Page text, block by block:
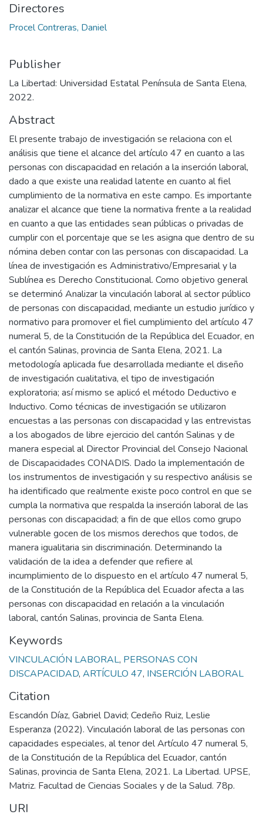
Directores
Procel Contreras, Daniel
Publisher
La Libertad: Universidad Estatal Península de Santa Elena,
2022.
Abstract
El presente trabajo de investigación se relaciona con el
análisis que tiene el alcance del artículo 47 en cuanto a las
personas con discapacidad en relación a la inserción laboral,
dado a que existe una realidad latente en cuanto al fiel
cumplimiento de la normativa en este campo. Es importante
analizar el alcance que tiene la normativa frente a la realidad
en cuanto a que las entidades sean públicas o privadas de
cumplir con el porcentaje que se les asigna que dentro de su
nómina deben contar con las personas con discapacidad. La
línea de investigación es Administrativo/Empresarial y la
Sublínea es Derecho Constitucional. Como objetivo general
se determinó Analizar la vinculación laboral al sector público
de personas con discapacidad, mediante un estudio jurídico y
normativo para promover el fiel cumplimiento del artículo 47
numeral 5, de la Constitución de la República del Ecuador, en
el cantón Salinas, provincia de Santa Elena, 2021. La
metodología aplicada fue desarrollada mediante el diseño
de investigación cualitativa, el tipo de investigación
exploratoria; así mismo se aplicó el método Deductivo e
Inductivo. Como técnicas de investigación se utilizaron
encuestas a las personas con discapacidad y las entrevistas
a los abogados de libre ejercicio del cantón Salinas y de
manera especial al Director Provincial del Consejo Nacional
de Discapacidades CONADIS. Dado la implementación de
los instrumentos de investigación y su respectivo análisis se
ha identificado que realmente existe poco control en que se
cumpla la normativa que respalda la inserción laboral de las
personas con discapacidad; a fin de que ellos como grupo
vulnerable gocen de los mismos derechos que todos, de
manera igualitaria sin discriminación. Determinando la
validación de la idea a defender que refiere al
incumplimiento de lo dispuesto en el artículo 47 numeral 5,
de la Constitución de la República del Ecuador afecta a las
personas con discapacidad en relación a la vinculación
laboral, cantón Salinas, provincia de Santa Elena.
Keywords
VINCULACIÓN LABORAL, PERSONAS CON
DISCAPACIDAD, ARTÍCULO 47, INSERCIÓN LABORAL
Citation
Escandón Díaz, Gabriel David; Cedeño Ruiz, Leslie
Esperanza (2022). Vinculación laboral de las personas con
capacidades especiales, al tenor del Artículo 47 numeral 5,
de la Constitución de la República del Ecuador, cantón
Salinas, provincia de Santa Elena, 2021. La Libertad. UPSE,
Matriz. Facultad de Ciencias Sociales y de la Salud. 78p.
URI